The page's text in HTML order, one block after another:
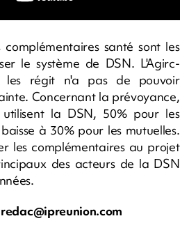
santé sont les
le système de DSN. L'Agirc-
les régit n'a pas de pouvoir
Concernant la prévoyance,
utilisent la DSN, 50% pour les
à 30% pour les mutuelles.
les complémentaires au projet
des acteurs de la DSN
redac@ipreunion.com